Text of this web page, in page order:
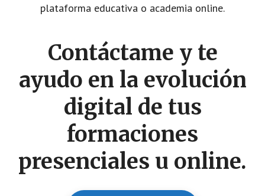
plataforma educativa o academia online.
Contáctame y te
ayudo en la evolución
digital de tus
formaciones
presenciales u online.